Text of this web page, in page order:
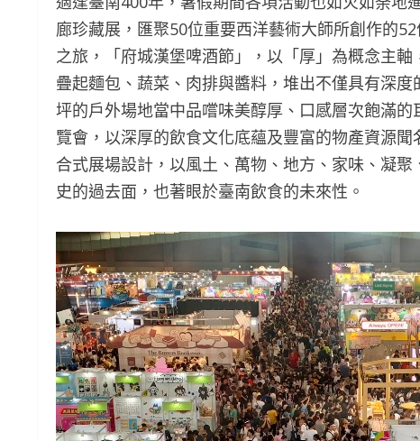
廊珍藏展，匯聚50位重要西洋藝術大師所創作的
之旅，「府城漢堡啤酒節」，以「厚」為概念主
疊起麵包、蔬菜、肉排與醬料，堆出不僅具有深
坪的戶外場地當中品嚐味美醇厚、口感層次飽滿
覽會，以深厚的飲食文化底蘊及豐富的物產資源
合式展場設計，以風土、萬物、地方、家味、凝
史的過去面，也著眼於臺南飲食的未來性。